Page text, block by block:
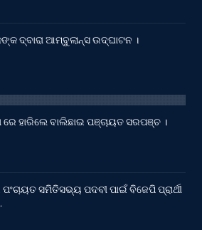
ଦ୍ବାରା ଆମ୍ବୁଲାନ୍ସ ଉଦ୍‌ଘାଟନ ।
ରେ ହାରିଲେ ବାଲିଛାଇ ପଞ୍ଚାୟତ ସରପଞ୍ଚ ।
ସମିତିସଭ୍ୟ ପଦବୀ ପାଇଁ ବିଜେପି ପ୍ରାର୍ଥୀ